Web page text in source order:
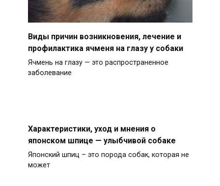
Виды причин возникновения, лечение и
профилактика ячменя на глазу у собаки
Ячмень на глазу — это распространенное
заболевание
Характеристики, уход и мнения о
японском шпице — улыбчивой собаке
Японский шпиц – это порода собак, которая не
может